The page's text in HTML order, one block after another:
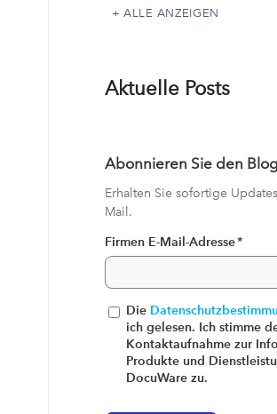
ALLE ANZEIGEN
Aktuelle Posts
Abonnieren Sie den Blog
Erhalten Sie sofortige
Mail.
Firmen E-Mail-Adresse*
Die
ich gelesen. Ich stimme
Kontaktaufnahme zur
Produkte und
DocuWare zu.